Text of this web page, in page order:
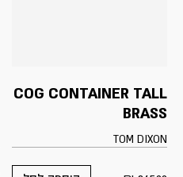
COG CONTAINER TALL
BRASS
TOM DIXON